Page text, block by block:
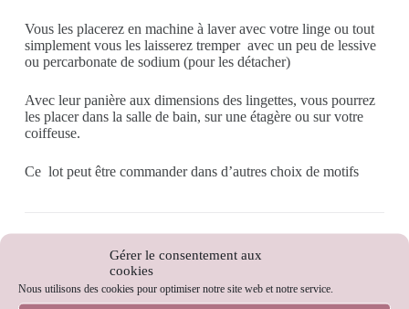
Gérer le consentement aux
cookies
Nous utilisons des cookies pour optimiser notre site web et notre service.
Vous les placerez en machine à laver avec votre linge ou tout
simplement vous les laisserez tremper avec un peu de lessive
ou percarbonate de sodium (pour les détacher)
Avec leur panière aux dimensions des lingettes, vous pourrez
les placer dans la salle de bain, sur une étagère ou sur votre
coiffeuse.
Ce lot peut être commander dans d’autres choix de motifs
Ajouter au panier